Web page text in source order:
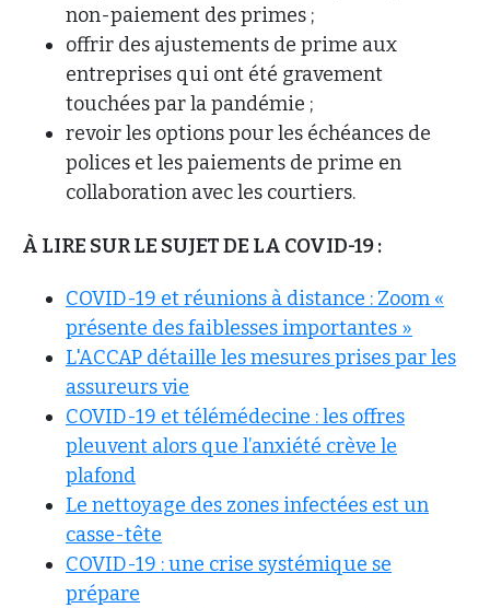
non-paiement des primes ;
offrir des ajustements de prime aux
entreprises qui ont été gravement
touchées par la pandémie ;
revoir les options pour les échéances de
polices et les paiements de prime en
collaboration avec les courtiers.
À LIRE SUR LE SUJET DE LA COVID-19 :
COVID-19 et réunions à distance : Zoom «
présente des faiblesses importantes »
L'ACCAP détaille les mesures prises par les
assureurs vie
COVID-19 et télémédecine : les offres
pleuvent alors que l’anxiété crève le
plafond
Le nettoyage des zones infectées est un
casse-tête
COVID-19 : une crise systémique se
prépare